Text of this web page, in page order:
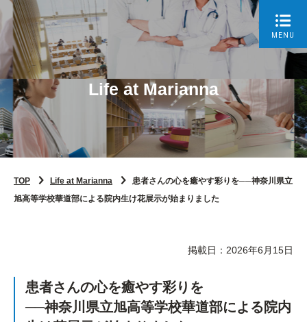
MENU
Life at Marianna
TOP Life at Marianna
患者さんの心を癒やす彩りを──神奈川県立
旭高等学校華道部による院内生け花展示が始まりました
掲載日：2026年6月15日
患者さんの心を癒やす彩りを
──神奈川県立旭高等学校華道部による院内